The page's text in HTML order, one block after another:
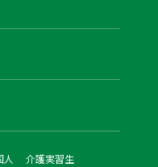
人 介護実習生